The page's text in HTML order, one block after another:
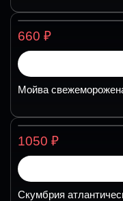
660 ₽
Мойва
1050 ₽
Скумбрия